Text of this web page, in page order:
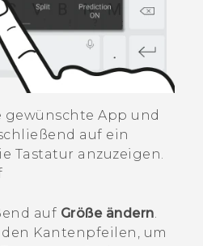
gewünschte App und
auf ein
Tastatur anzuzeigen.
auf Größe ändern.
Kantenpfeilen, um